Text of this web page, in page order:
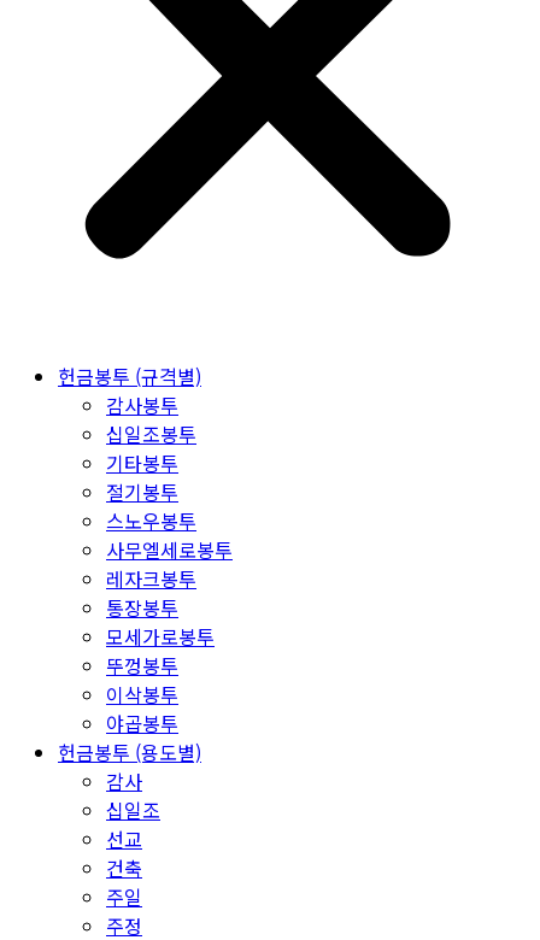
헌금봉투 (규격별)
감사봉투
십일조봉투
기타봉투
절기봉투
스노우봉투
사무엘세로봉투
레자크봉투
통장봉투
모세가로봉투
뚜껑봉투
이삭봉투
야곱봉투
헌금봉투 (용도별)
감사
십일조
선교
건축
주일
주정